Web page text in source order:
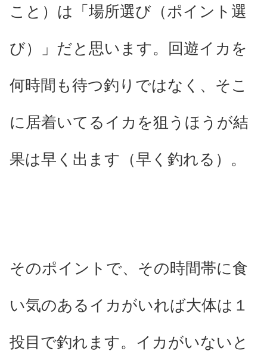
こと）は「場所選び（ポイント選
び）」だと思います。回遊イカを
何時間も待つ釣りではなく、そこ
に居着いてるイカを狙うほうが結
果は早く出ます（早く釣れる）。
そのポイントで、その時間帯に食
い気のあるイカがいれば大体は１
投目で釣れます。イカがいないと